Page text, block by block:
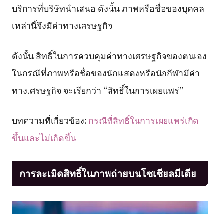
บริการที่บริษัทนำเสนอ ดังนั้น ภาพหรือชื่อของบุคคล
เหล่านี้จึงมีค่าทางเศรษฐกิจ
ดังนั้น สิทธิ์ในการควบคุมค่าทางเศรษฐกิจของตนเอง
ในกรณีที่ภาพหรือชื่อของนักแสดงหรือนักกีฬามีค่า
ทางเศรษฐกิจ จะเรียกว่า “สิทธิ์ในการเผยแพร่”
บทความที่เกี่ยวข้อง:กรณีที่สิทธิ์ในการเผยแพร่เกิด
ขึ้นและไม่เกิดขึ้น
การละเมิดสิทธิ์ในภาพถ่ายบนโซเชียลมีเดีย